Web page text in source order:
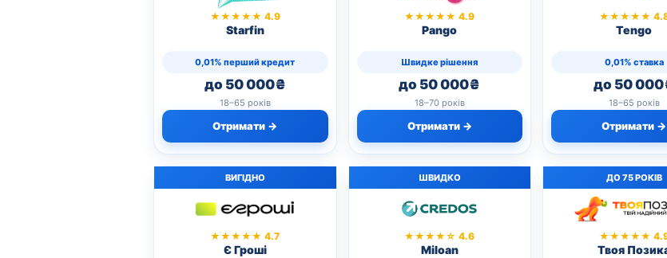
★★★★★ 4.9
Starfin
0,01% перший кредит
до 50 000₴
18–65 років
Отримати →
★★★★★ 4.9
Pango
Швидке рішення
до 50 000₴
18–70 років
Отримати →
★★★★★
Tengo
0,01% ставка
до 50
18–65 років
Отримати →
ВИГІДНО
★★★★★ 4.7
Є Гроші
ШВИДКО
★★★★☆ 4.6
Miloan
ДО 75 РОКІВ
★★★★★
Твоя